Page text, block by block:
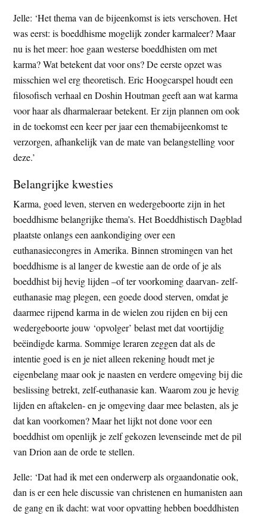
Jelle: ‘Het thema van de bijeenkomst is iets verschoven. Het
was eerst: is boeddhisme mogelijk zonder karmaleer? Maar
nu is het meer: hoe gaan westerse boeddhisten om met
karma? Wat betekent dat voor ons? De eerste opzet was
misschien wel erg theoretisch. Eric Hoogcarspel houdt een
filosofisch verhaal en Doshin Houtman geeft aan wat karma
voor haar als dharmaleraar betekent. Er zijn plannen om ook
in de toekomst een keer per jaar een themabijeenkomst te
verzorgen, afhankelijk van de mate van belangstelling voor
deze.’
Belangrijke kwesties
Karma, goed leven, sterven en wedergeboorte zijn in het
boeddhisme belangrijke thema’s. Het Boeddhistisch Dagblad
plaatste onlangs een aankondiging over een
euthanasiecongres in Amerika. Binnen stromingen van het
boeddhisme is al langer de kwestie aan de orde of je als
boeddhist bij hevig lijden –of ter voorkoming daarvan- zelf-
euthanasie mag plegen, een goede dood sterven, omdat je
daarmee rijpend karma in de wielen zou rijden en bij een
wedergeboorte jouw ‘opvolger’ belast met dat voortijdig
beëindigde karma. Sommige leraren zeggen dat als de
intentie goed is en je niet alleen rekening houdt met je
eigenbelang maar ook je naasten en verdere omgeving bij die
beslissing betrekt, zelf-euthanasie kan. Waarom zou je hevig
lijden en aftakelen- en je omgeving daar mee belasten, als je
dat kan voorkomen? Maar het lijkt not done voor een
boeddhist om openlijk je zelf gekozen levenseinde met de pil
van Drion aan de orde te stellen.
Jelle: ‘Dat had ik met een onderwerp als orgaandonatie ook,
dan is er een hele discussie van christenen en humanisten aan
de gang en ik dacht: wat voor opvatting hebben boeddhisten